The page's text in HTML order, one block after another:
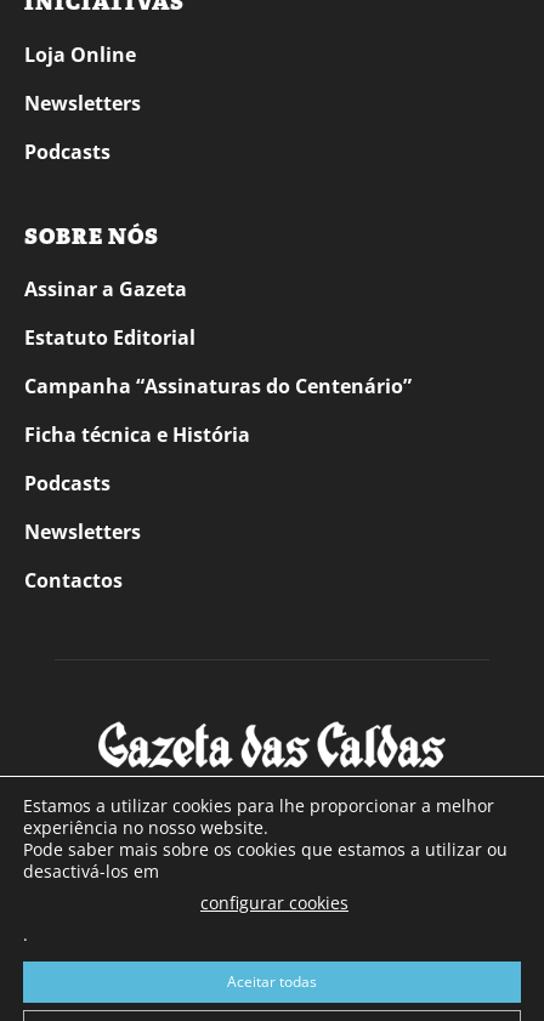
Loja Online
Newsletters
Podcasts
SOBRE NÓS
Assinar a Gazeta
Estatuto Editorial
Campanha “Assinaturas do Centenário”
Ficha técnica e História
Podcasts
Newsletters
Contactos
SOBRE NÓS
Com sede nas Caldas da Rainha e mais de 90 anos de
a sul de distrito de Leiria, com mais de 40.000 leitores por
toda a região Oeste. Jornal com distribuição em Portugal
Continental e assinatura online.
Estamos a utilizar cookies para lhe proporcionar a melhor
experiência no nosso website.
Pode saber mais sobre os cookies que estamos a utilizar ou
desactivá-los em
configurar cookies
.
Aceitar todas